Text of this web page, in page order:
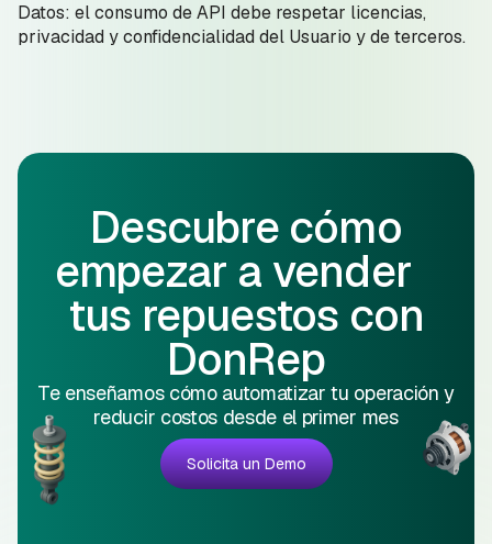
Datos: el consumo de API debe respetar licencias,
privacidad y confidencialidad del Usuario y de terceros.
Descubre cómo
empezar a vender
tus repuestos con
DonRep
Te enseñamos cómo automatizar tu operación y
reducir costos desde el primer mes
Solicita un Demo